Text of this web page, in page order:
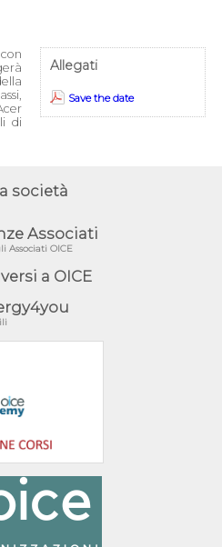
Allegati
Save the date
di
società
Associati
Associati OICE
a OICE